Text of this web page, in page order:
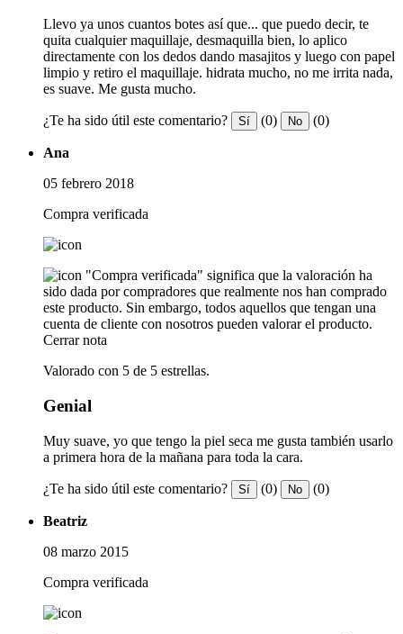
Llevo ya unos cuantos botes así que... que puedo decir, te
quita cualquier maquillaje, desmaquilla bien, lo aplico
directamente con los dedos dando masajitos y luego con papel
limpio y retiro el maquillaje. hidrata mucho, no me irrita nada,
es suave. Me gusta mucho.
¿Te ha sido útil este comentario? Sí (0) No (0)
Ana
05 febrero 2018
Compra verificada
"Compra verificada" significa que la valoración ha
sido dada por compradores que realmente nos han comprado
este producto. Sin embargo, todos aquellos que tengan una
cuenta de cliente con nosotros pueden valorar el producto.
Cerrar nota
Valorado con 5 de 5 estrellas.
Genial
Muy suave, yo que tengo la piel seca me gusta también usarlo
a primera hora de la mañana para toda la cara.
¿Te ha sido útil este comentario? Sí (0) No (0)
Beatriz
08 marzo 2015
Compra verificada